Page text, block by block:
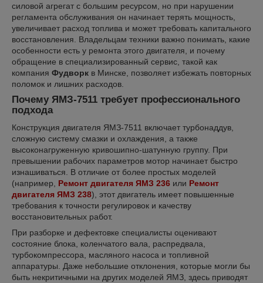
силовой агрегат с большим ресурсом, но при нарушении
регламента обслуживания он начинает терять мощность,
увеличивает расход топлива и может требовать капитального
восстановления. Владельцам техники важно понимать, какие
особенности есть у ремонта этого двигателя, и почему
обращение в специализированный сервис, такой как
компания Фудворк в Минске, позволяет избежать повторных
поломок и лишних расходов.
Почему ЯМЗ-7511 требует профессионального
подхода
Конструкция двигателя ЯМЗ-7511 включает турбонаддув,
сложную систему смазки и охлаждения, а также
высоконагруженную кривошипно-шатунную группу. При
превышении рабочих параметров мотор начинает быстро
изнашиваться. В отличие от более простых моделей
(например, Ремонт двигателя ЯМЗ 236 или Ремонт
двигателя ЯМЗ 238), этот двигатель имеет повышенные
требования к точности регулировок и качеству
восстановительных работ.
При разборке и дефектовке специалисты оценивают
состояние блока, коленчатого вала, распредвала,
турбокомпрессора, масляного насоса и топливной
аппаратуры. Даже небольшие отклонения, которые могли бы
быть некритичными на других моделей ЯМЗ, здесь приводят